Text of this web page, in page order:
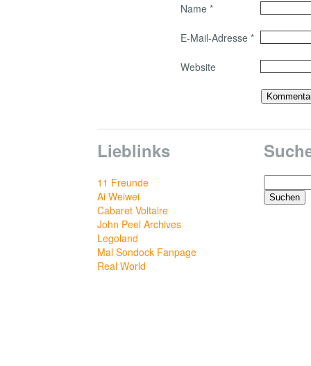
Name *
E-Mail-Adresse *
Website
Lieblinks
11 Freunde
Ai Weiwei
Cabaret Voltaire
John Peel Archives
Legoland
Mal Sondock Fanpage
Real World
Suchen
nach: